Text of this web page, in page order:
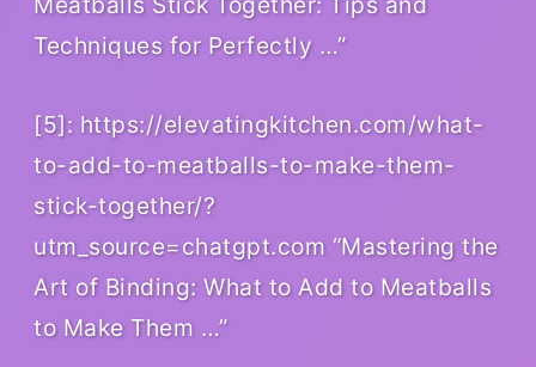
Techniques for Perfectly …”
[5]: https://elevatingkitchen.com/what-
to-add-to-meatballs-to-make-them-
stick-together/?
utm_source=chatgpt.com “Mastering the
Art of Binding: What to Add to Meatballs
to Make Them …”